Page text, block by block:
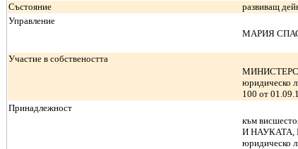
Състояние
развиващ
Управление
МАРИЯ
Участие в собствеността
юридическо
100 от
Принадлежност
към
И НАУКАТА,
юридическо